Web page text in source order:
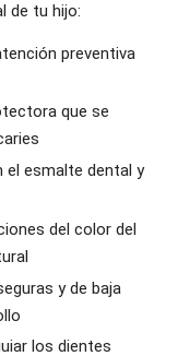
de tu hijo:
preventiva
que se
el esmalte dental y
del color del
y de baja
los dientes